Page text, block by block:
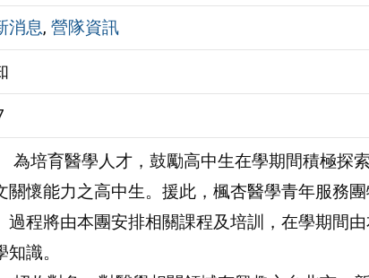
消息, 營隊資訊
為培育醫學人才，鼓勵高中生在學期間積極探
關懷能力之高中生。援此，楓杏醫學青年服務
過程將由本團安排相關課程及培訓，在學期間
知識。